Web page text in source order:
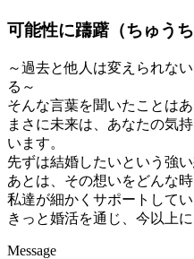
可能性に躊躇（ちゅう
～過去と他人は変えられな
る～
そんな言葉を聞いたことは
まさに未来は、あなたの気
います。
先ずは結婚したいという強い
あとは、その想いをどんな
私達が細かくサポートしてい
きっと婚活を通じ、今以上
Message